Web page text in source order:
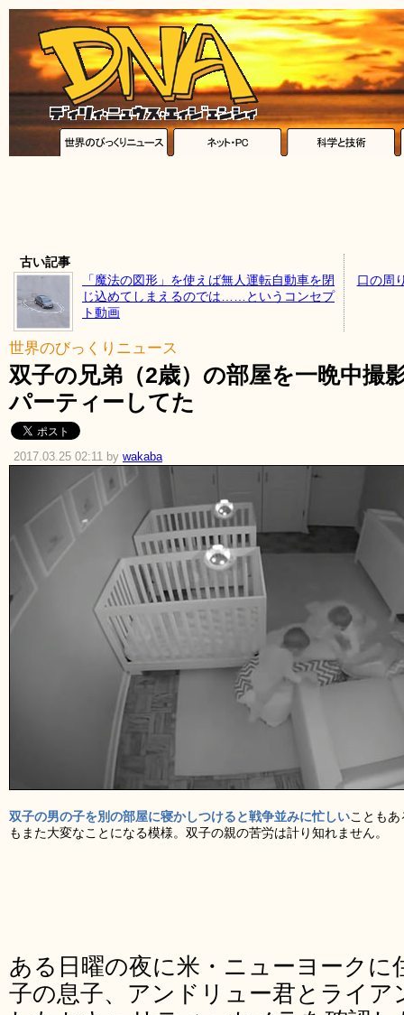
古い記事
「魔法の図形」を使えば無人運転自動車を閉
じ込めてしまえるのでは……というコンセプ
ト動画
口の周
世界のびっくりニュース
双子の兄弟（2歳）の部屋を一晩中
パーティーしてた
2017.03.25 02:11 by wakaba
双子の男の子を別の部屋に寝かしつけると戦争並みに忙しいことも
もまた大変なことになる模様。双子の親の苦労は計り知れません。
ある日曜の夜に米・ニューヨークに
子の息子、アンドリュー君とライア